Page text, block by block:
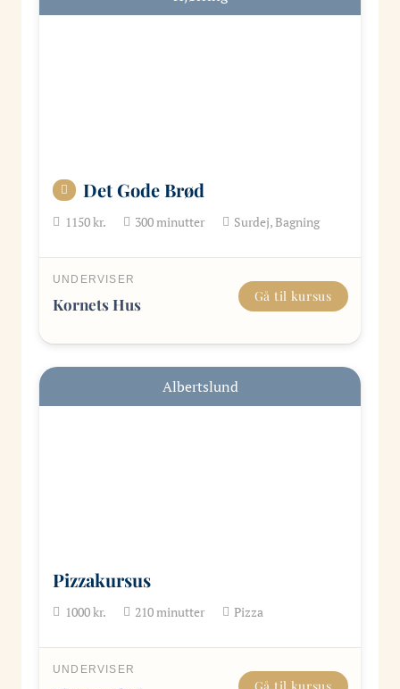
Det Gode Brød
1150kr. 300minutter Surdej, Bagning
UNDERVISER
Kornets Hus Gå til kursus
Albertslund
Pizzakursus
1000kr. 210minutter Pizza
UNDERVISER